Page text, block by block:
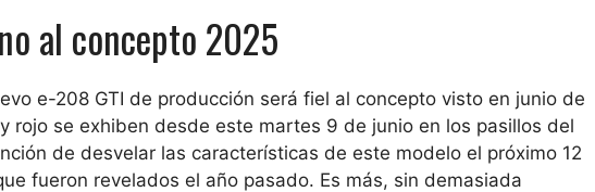
al concepto 2025
e-208 GTI de producción será fiel al concepto visto en junio de
rojo se exhiben desde este martes 9 de junio en los pasillos del
de desvelar las características de este modelo el próximo 12
fueron revelados el año pasado. Es más, sin demasiada